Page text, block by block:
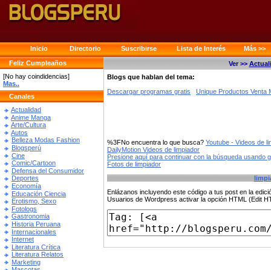
Inicio Directorio Suscribirse Lista de Interés
Más >>
Feliz Cumpleaños
[No hay coindidencias]
Mas..
Canales
Actualidad
Anime Manga
Arte/Cultura
Autos
Belleza Modas Fashion
Blogsperú
Cine
Comic/Cartoon
Defensa del Consumidor
Deportes
Economía
Educación Ciencia
Erotismo, Sexo
Fotologs
Gastronomia
Historia Peruana
Internacionales
Internet
Literatura Crítica
Literatura Relatos
Marketing
Ver >>
Blogs que hablan del tema:
Descargar programas gratis
Unique Productos Venta
%3FNo encuentra lo que busca? Youtube - Videos de
DailyMotion Videos de limpiador
Presione aquí para continuar con la búsqueda usando
Fotos de limpiador
Enlázanos incluyendo este código a tus post en la
Usuarios de Wordpress activar la opción HTML (Edit